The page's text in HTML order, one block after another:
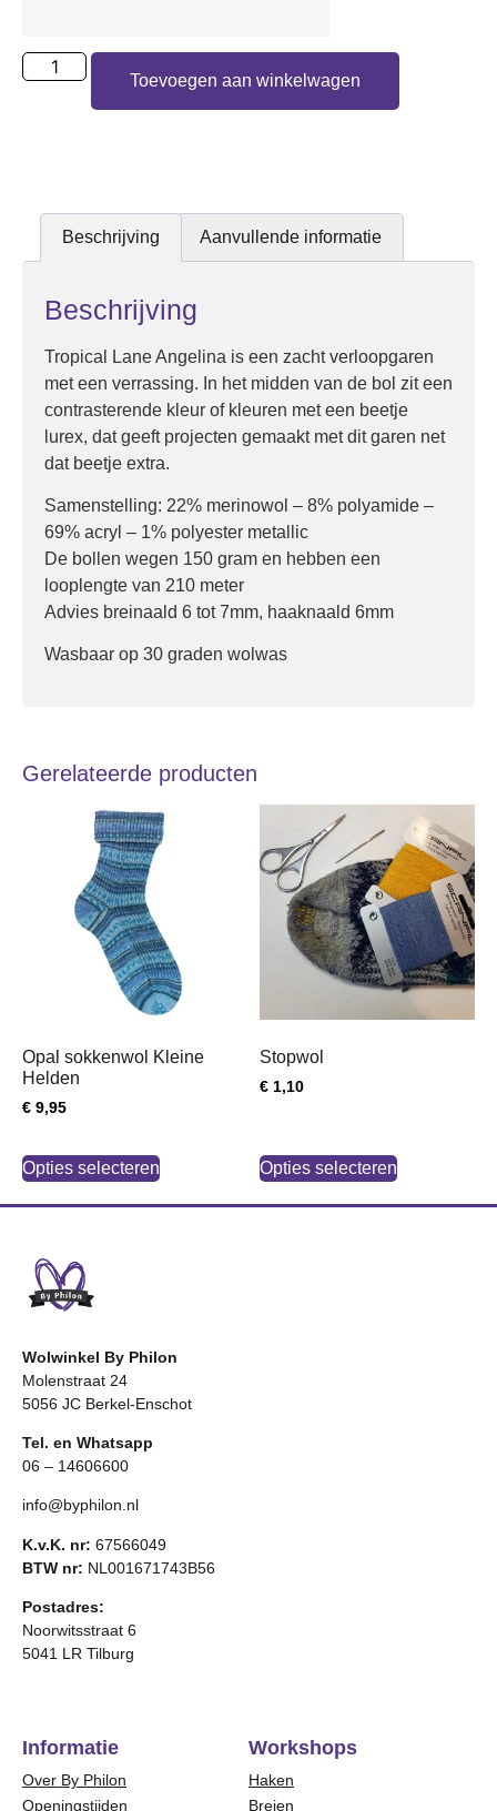
Toevoegen aan winkelwagen
Gerelateerde producten
Opal sokkenwol Kleine
Helden
€ 9,95
Opties selecteren
Stopwol
€ 1,10
Opties selecteren
Beschrijving Aanvullende informatie
Beschrijving
Tropical Lane Angelina is een zacht verloopgaren
met een verrassing. In het midden van de bol zit een
contrasterende kleur of kleuren met een beetje
lurex, dat geeft projecten gemaakt met dit garen net
dat beetje extra.
Samenstelling: 22% merinowol – 8% polyamide –
69% acryl – 1% polyester metallic
De bollen wegen 150 gram en hebben een
looplengte van 210 meter
Advies breinaald 6 tot 7mm, haaknaald 6mm
Wasbaar op 30 graden wolwas
Wolwinkel By Philon
Molenstraat 24
5056 JC Berkel-Enschot
Tel. en Whatsapp
06 – 14606600
info@byphilon.nl
K.v.K. nr: 67566049
BTW nr: NL001671743B56
Postadres:
Noorwitsstraat 6
5041 LR Tilburg
Informatie
Over By Philon
Openingstijden
Workshops
Haken
Breien